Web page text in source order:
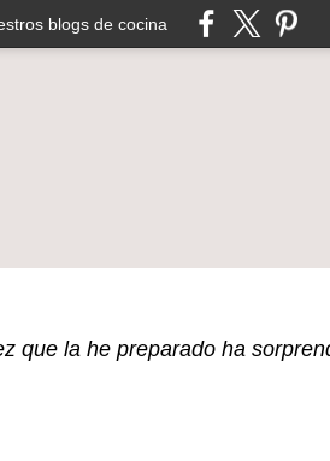
blogs de cocina
la he preparado ha